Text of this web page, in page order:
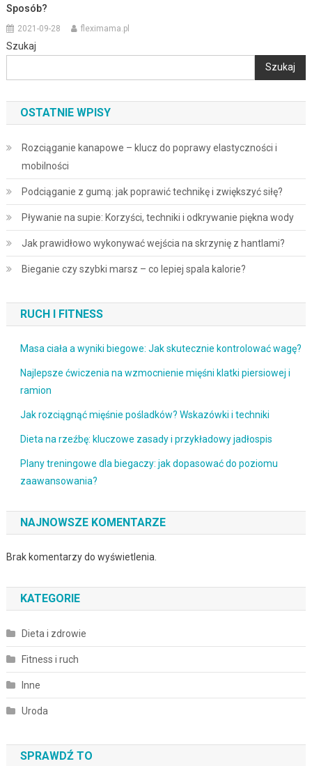
Sposób?
2021-09-28 fleximama.pl
Szukaj
Szukaj
OSTATNIE WPISY
Rozciąganie kanapowe – klucz do poprawy elastyczności i
mobilności
Podciąganie z gumą: jak poprawić technikę i zwiększyć siłę?
Pływanie na supie: Korzyści, techniki i odkrywanie piękna wody
Jak prawidłowo wykonywać wejścia na skrzynię z hantlami?
Bieganie czy szybki marsz – co lepiej spala kalorie?
RUCH I FITNESS
Masa ciała a wyniki biegowe: Jak skutecznie kontrolować wagę?
Najlepsze ćwiczenia na wzmocnienie mięśni klatki piersiowej i
ramion
Jak rozciągnąć mięśnie pośladków? Wskazówki i techniki
Dieta na rzeźbę: kluczowe zasady i przykładowy jadłospis
Plany treningowe dla biegaczy: jak dopasować do poziomu
zaawansowania?
NAJNOWSZE KOMENTARZE
Brak komentarzy do wyświetlenia.
KATEGORIE
Dieta i zdrowie
Fitness i ruch
Inne
Uroda
SPRAWDŹ TO